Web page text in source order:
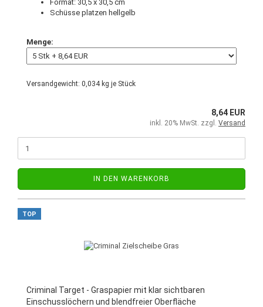
Format: 30,5 x 30,5 cm
Schüsse platzen hellgelb
Menge:
Versandgewicht: 0,034kg je Stück
8,64 EUR
inkl. 20% MwSt. zzgl. Versand
IN DEN WARENKORB
TOP
Criminal Target - Graspapier mit klar sichtbaren
Einschusslöchern und blendfreier Oberfläche